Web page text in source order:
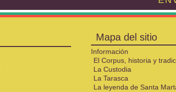
Mapa del sitio
Información
El Corpus, historia y
La Custodia
La Tarasca
La leyenda de Santa